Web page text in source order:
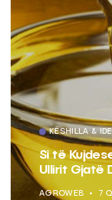
KËSHILLA & IDE
Si të
Ullirit Gjatë
AGROWEB 7